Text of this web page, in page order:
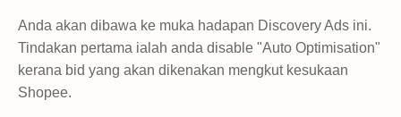
Anda akan dibawa ke muka hadapan Discovery Ads ini.
Tindakan pertama ialah anda disable "Auto Optimisation"
kerana bid yang akan dikenakan mengkut kesukaan
Shopee.